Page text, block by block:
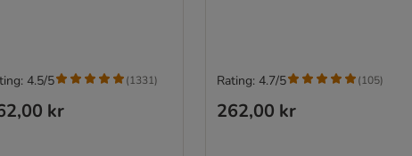
kr
4.5/5 (1331)
262,00 kr
Rating: 4.7/5 (105)